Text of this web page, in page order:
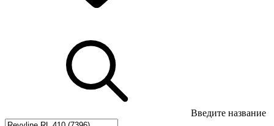
Введите название